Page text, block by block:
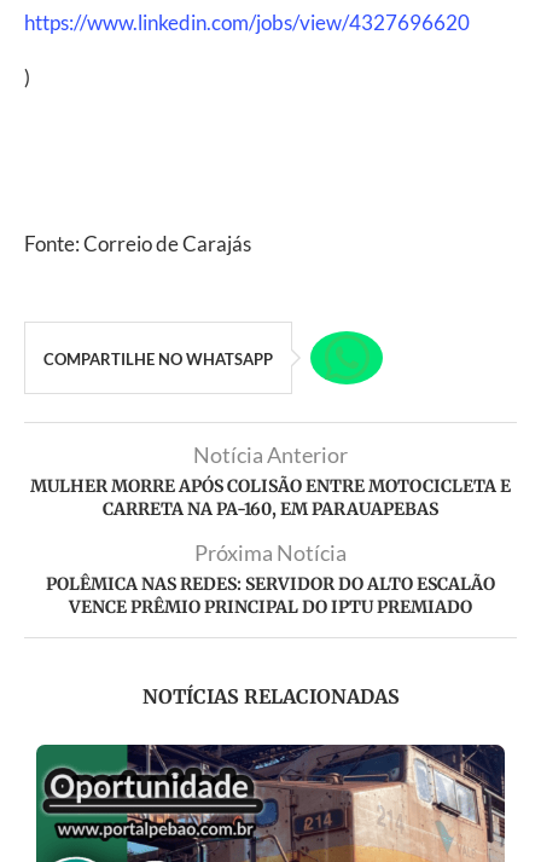
https://www.linkedin.com/jobs/view/4327696620
)
Fonte: Correio de Carajás
COMPARTILHE NO WHATSAPP
Notícia Anterior
MULHER MORRE APÓS COLISÃO ENTRE MOTOCICLETA E
CARRETA NA PA-160, EM PARAUAPEBAS
Próxima Notícia
POLÊMICA NAS REDES: SERVIDOR DO ALTO ESCALÃO
VENCE PRÊMIO PRINCIPAL DO IPTU PREMIADO
NOTÍCIAS RELACIONADAS